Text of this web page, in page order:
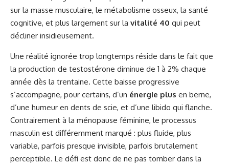
sur la masse musculaire, le métabolisme osseux, la santé
cognitive, et plus largement sur la vitalité 40 qui peut
décliner insidieusement.
Une réalité ignorée trop longtemps réside dans le fait que
la production de testostérone diminue de 1 à 2% chaque
année dès la trentaine. Cette baisse progressive
s’accompagne, pour certains, d’un énergie plus en berne,
d’une humeur en dents de scie, et d’une libido qui flanche.
Contrairement à la ménopause féminine, le processus
masculin est différemment marqué : plus fluide, plus
variable, parfois presque invisible, parfois brutalement
perceptible. Le défi est donc de ne pas tomber dans la